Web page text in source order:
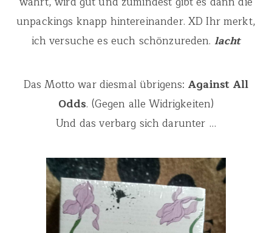
unpackings knapp hintereinander. XD Ihr merkt,
ich versuche es euch schönzureden. lacht
Das Motto war diesmal übrigens: Against All
Odds. (Gegen alle Widrigkeiten)
Und das verbarg sich darunter …